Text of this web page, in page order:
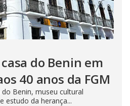
do Benin em
40 anos da FGM
Benin, museu cultural
estudo da herança...